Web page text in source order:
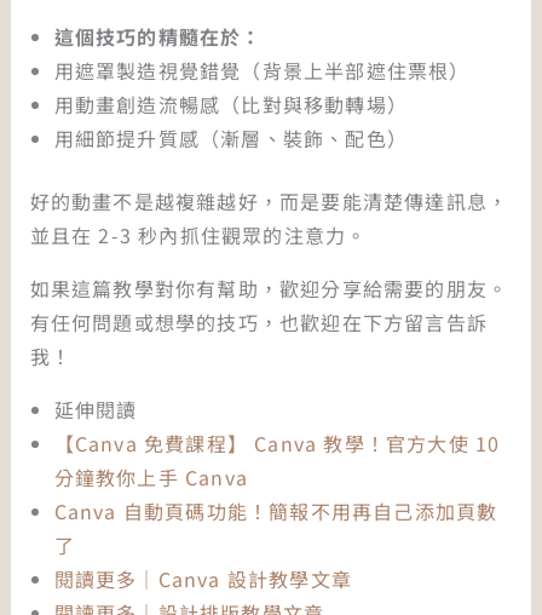
這個技巧的精髓在於：
用遮罩製造視覺錯覺（背景上半部遮住票根）
用動畫創造流暢感（比對與移動轉場）
用細節提升質感（漸層、裝飾、配色）
好的動畫不是越複雜越好，而是要能清楚傳達訊息，
並且在 2-3 秒內抓住觀眾的注意力。
如果這篇教學對你有幫助，歡迎分享給需要的朋友。
有任何問題或想學的技巧，也歡迎在下方留言告訴
我！
延伸閱讀
【Canva 免費課程】 Canva 教學！官方大使 10
分鐘教你上手 Canva
Canva 自動頁碼功能！簡報不用再自己添加頁數
了
閱讀更多｜Canva 設計教學文章